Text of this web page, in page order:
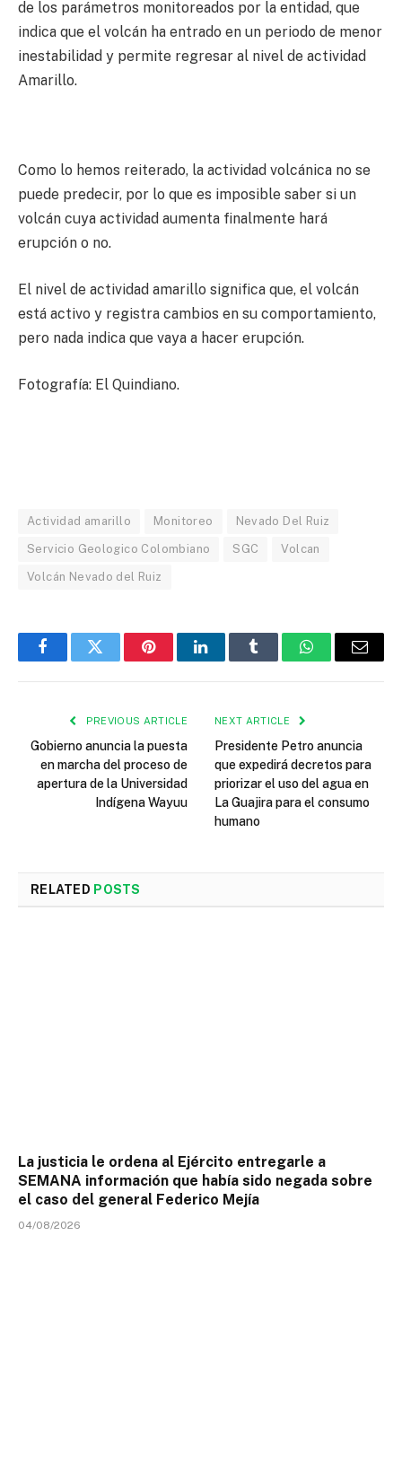
de los parámetros monitoreados por la entidad, que
indica que el volcán ha entrado en un periodo de menor
inestabilidad y permite regresar al nivel de actividad
Amarillo.
Como lo hemos reiterado, la actividad volcánica no se
puede predecir, por lo que es imposible saber si un
volcán cuya actividad aumenta finalmente hará
erupción o no.
El nivel de actividad amarillo significa que, el volcán
está activo y registra cambios en su comportamiento,
pero nada indica que vaya a hacer erupción.
Fotografía: El Quindiano.
Actividad amarillo Monitoreo Nevado Del Ruiz
Servicio Geologico Colombiano SGC Volcan
Volcán Nevado del Ruiz
FacebookTwitter PinterestLinkedInTumblr WhatsAppEmail
PREVIOUS ARTICLE
Gobierno anuncia la puesta
en marcha del proceso de
apertura de la Universidad
Indígena Wayuu
NEXT ARTICLE
Presidente Petro anuncia
que expedirá decretos para
priorizar el uso del agua en
La Guajira para el consumo
humano
RELATED POSTS
La justicia le ordena al Ejército entregarle a
SEMANA información que había sido negada sobre
el caso del general Federico Mejía
04/08/2026